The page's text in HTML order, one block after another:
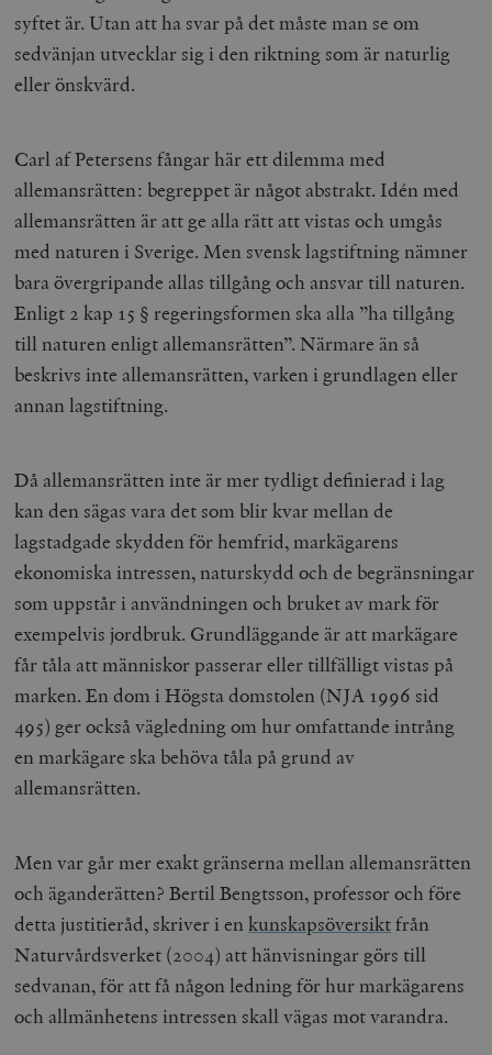
syftet är. Utan att ha svar på det måste man se om
sedvänjan utvecklar sig i den riktning som är naturlig
eller önskvärd.
Carl af Petersens fångar här ett dilemma med
allemansrätten: begreppet är något abstrakt. Idén med
allemansrätten är att ge alla rätt att vistas och umgås
med naturen i Sverige. Men svensk lagstiftning nämner
bara övergripande allas tillgång och ansvar till naturen.
Enligt 2 kap 15 § regeringsformen ska alla ”ha tillgång
till naturen enligt allemansrätten”. Närmare än så
beskrivs inte allemansrätten, varken i grundlagen eller
annan lagstiftning.
Då allemansrätten inte är mer tydligt definierad i lag
kan den sägas vara det som blir kvar mellan de
lagstadgade skydden för hemfrid, markägarens
ekonomiska intressen, naturskydd och de begränsningar
som uppstår i användningen och bruket av mark för
exempelvis jordbruk. Grundläggande är att markägare
får tåla att människor passerar eller tillfälligt vistas på
marken. En dom i Högsta domstolen (NJA 1996 sid
495) ger också vägledning om hur omfattande intrång
en markägare ska behöva tåla på grund av
allemansrätten.
Men var går mer exakt gränserna mellan allemansrätten
och äganderätten? Bertil Bengtsson, professor och före
detta justitieråd, skriver i enkunskapsöversiktfrån
Naturvårdsverket (2004) att hänvisningar görs till
sedvanan, för att få någon ledning för hur markägarens
och allmänhetens intressen skall vägas mot varandra.